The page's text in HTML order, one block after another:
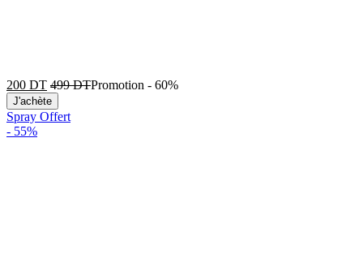
200 DT 499DTPromotion - 60%
J'achète
Spray Offert
- 55%